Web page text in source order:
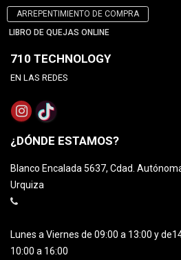
ARREPENTIMIENTO DE COMPRA
LIBRO DE QUEJAS ONLINE
710 TECHNOLOGY
EN LAS REDES
¿DÓNDE ESTAMOS?
Blanco Encalada 5637, Cdad.
Urquiza
Lunes a Viernes de 09:00 a 13:00 y
10:00 a 16:00